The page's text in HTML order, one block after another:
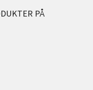
PÅ